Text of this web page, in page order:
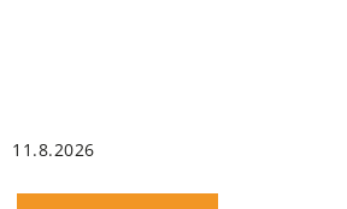
11.8.2026